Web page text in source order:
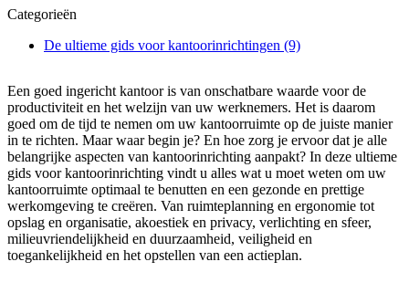
Categorieën
De ultieme gids voor kantoorinrichtingen (9)
Een goed ingericht kantoor is van onschatbare waarde voor de
productiviteit en het welzijn van uw werknemers. Het is daarom
goed om de tijd te nemen om uw kantoorruimte op de juiste manier
in te richten. Maar waar begin je? En hoe zorg je ervoor dat je alle
belangrijke aspecten van kantoorinrichting aanpakt? In deze ultieme
gids voor kantoorinrichting vindt u alles wat u moet weten om uw
kantoorruimte optimaal te benutten en een gezonde en prettige
werkomgeving te creëren. Van ruimteplanning en ergonomie tot
opslag en organisatie, akoestiek en privacy, verlichting en sfeer,
milieuvriendelijkheid en duurzaamheid, veiligheid en
toegankelijkheid en het opstellen van een actieplan.